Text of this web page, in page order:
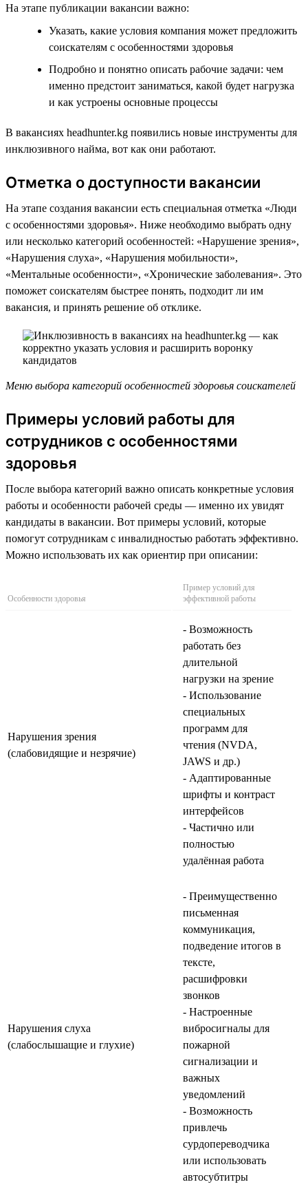
На этапе публикации вакансии важно:
Указать, какие условия компания может предложить
соискателям с особенностями здоровья
Подробно и понятно описать рабочие задачи: чем
именно предстоит заниматься, какой будет нагрузка
и как устроены основные процессы
В вакансиях headhunter.kg появились новые инструменты для
инклюзивного найма, вот как они работают.
Отметка о доступности вакансии
На этапе создания вакансии есть специальная отметка «Люди
с особенностями здоровья». Ниже необходимо выбрать одну
или несколько категорий особенностей: «Нарушение зрения»,
«Нарушения слуха», «Нарушения мобильности»,
«Ментальные особенности», «Хронические заболевания». Это
поможет соискателям быстрее понять, подходит ли им
вакансия, и принять решение об отклике.
Меню выбора категорий особенностей здоровья соискателей
Примеры условий работы для
сотрудников с особенностями
здоровья
После выбора категорий важно описать конкретные условия
работы и особенности рабочей среды — именно их увидят
кандидаты в вакансии. Вот примеры условий, которые
помогут сотрудникам с инвалидностью работать эффективно.
Можно использовать их как ориентир при описании:
Особенности здоровья
Пример условий для
эффективной работы
Нарушения зрения
(слабовидящие и незрячие)
- Возможность
работать без
длительной
нагрузки на зрение
- Использование
специальных
программ для
чтения (NVDA,
JAWS и др.)
- Адаптированные
шрифты и контраст
интерфейсов
- Частично или
полностью
удалённая работа
Нарушения слуха
(слабослышащие и глухие)
- Преимущественно
письменная
коммуникация,
подведение итогов в
тексте,
расшифровки
звонков
- Настроенные
вибросигналы для
пожарной
сигнализации и
важных
уведомлений
- Возможность
привлечь
сурдопереводчика
или использовать
автосубтитры